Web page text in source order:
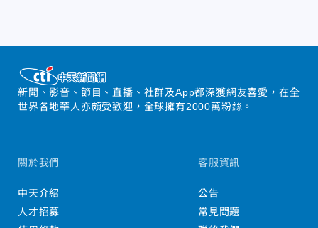
新聞、影音、節目、直播、社群及App都深獲網友喜愛，在全
世界各地華人亦頗受歡迎，全球擁有2000萬粉絲。
關於我們
中天介紹
人才招募
客服資訊
公告
常見問題